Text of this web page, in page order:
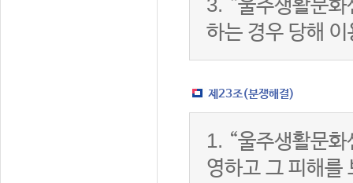
3. “울주생활문
하는 경우 당해
제23조(분쟁해결)
1. “울주생활문
영하고 그 피해를